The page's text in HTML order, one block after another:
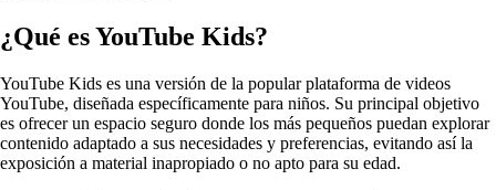
¿Qué es YouTube Kids?
YouTube Kids es una versión de la popular plataforma de videos
YouTube, diseñada específicamente para niños. Su principal objetivo
es ofrecer un espacio seguro donde los más pequeños puedan explorar
contenido adaptado a sus necesidades y preferencias, evitando así la
exposición a material inapropiado o no apto para su edad.